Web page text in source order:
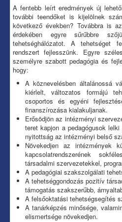
A fentebb leírt eredmények új
további teendőket is kijelölnek
következő években? Továbbra is
érdekében egyre sűrűbbre
tehetséghálózatot. A tehetséget
rendszert fejlesszünk. Egyre
személyre szabott pedagógia és
hogy:
A köznevelésben általánossá
kiérlelt, változatos formájú
csoportos és egyéni
finanszírozása kialakuljanak.
Erősödjön az intézményi
teret kapjon a pedagógusok
nyitottság az intézményi belső
Növekedjen az intézmények
kapcsolatrendszerének
társadalmi szervezetekkel,
A pedagógiai szakszolgálati
A tehetséggondozás pozitív
támogatás szakszerűbb,
A felsőoktatási tehetségsegítés
A tanárképzés minősége,
elismertsége növekedjen.